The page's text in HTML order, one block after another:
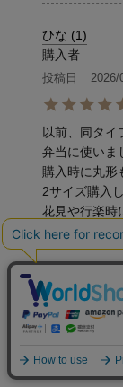
ひな 1
購入者
投稿日 2026/
以前、同タ
弁当に使いま
購入時に丸
2サイズ購入
花見や行楽時
お弁当作りが
まあ 4
購入者